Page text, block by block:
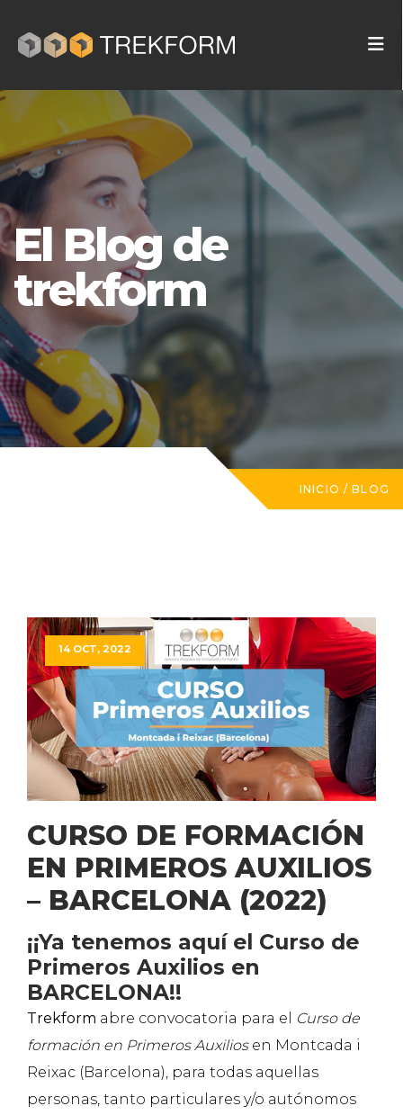
El Blog de
trekform
INICIO / BLOG
14 OCT, 2022
CURSO DE FORMACIÓN
EN PRIMEROS AUXILIOS
– BARCELONA (2022)
¡¡Ya tenemos aquí el Curso de
Primeros Auxilios en
BARCELONA!!
Trekform abre convocatoria para el
Curso de
formación en Primeros Auxilios en Montcada i
Reixac (Barcelona), para todas aquellas
personas, tanto particulares y/o autónomos